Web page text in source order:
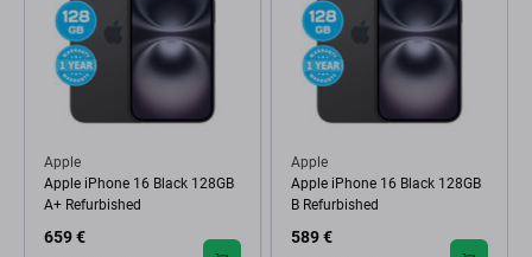
Apple
Apple iPhone 16 Black 128GB
A+ Refurbished
659 €
Apple
Apple iPhone 16 Black 128GB
B Refurbished
589 €